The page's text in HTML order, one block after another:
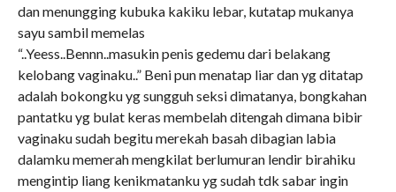
dan menungging kubuka kakiku lebar, kutatap mukanya
sayu sambil memelas
“..Yeess..Bennn..masukin penis gedemu dari belakang
kelobang vaginaku..” Beni pun menatap liar dan yg ditatap
adalah bokongku yg sungguh seksi dimatanya, bongkahan
pantatku yg bulat keras membelah ditengah dimana bibir
vaginaku sudah begitu merekah basah dibagian labia
dalamku memerah mengkilat berlumuran lendir birahiku
mengintip liang kenikmatanku yg sudah tdk sabar ingin